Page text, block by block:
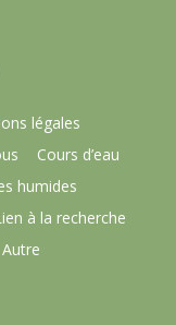
légales
Cours d’eau
humides
à la recherche
Autre